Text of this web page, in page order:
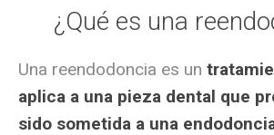
¿Qué es una
Una reendodoncia es un
aplica a una pieza dental que
sido sometida a una